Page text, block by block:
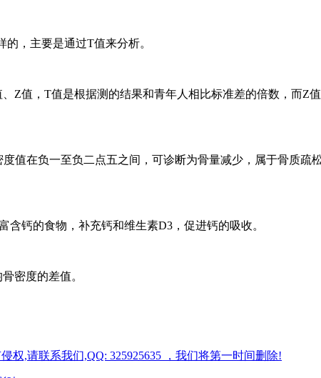
，主要是通过T值来分析。
Z值，T值是根据测的结果和青年人相比标准差的倍数，而Z
值在负一至负二点五之间，可诊断为骨量减少，属于骨质疏
钙的食物，补充钙和维生素D3，促进钙的吸收。
密度的差值。
权,请联系我们,QQ: 325925635 ，我们将第一时间删除!